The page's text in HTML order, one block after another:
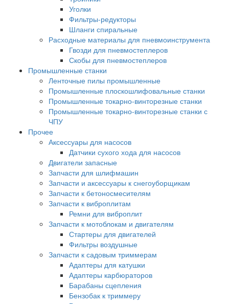
Уголки
Фильтры-редукторы
Шланги спиральные
Расходные материалы для пневмоинструмента
Гвозди для пневмостеплеров
Скобы для пневмостеплеров
Промышленные станки
Ленточные пилы промышленные
Промышленные плоскошлифовальные станки
Промышленные токарно-винторезные станки
Промышленные токарно-винторезные станки с
ЧПУ
Прочее
Аксессуары для насосов
Датчики сухого хода для насосов
Двигатели запасные
Запчасти для шлифмашин
Запчасти и аксессуары к снегоуборщикам
Запчасти к бетоносмесителям
Запчасти к виброплитам
Ремни для виброплит
Запчасти к мотоблокам и двигателям
Стартеры для двигателей
Фильтры воздушные
Запчасти к садовым триммерам
Адаптеры для катушки
Адаптеры карбюраторов
Барабаны сцепления
Бензобак к триммеру